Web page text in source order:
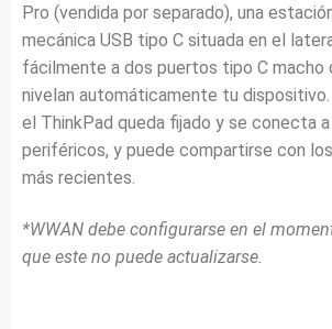
Pro (vendida por separado), una
mecánica USB tipo C situada en el
fácilmente a dos puertos tipo C macho
nivelan automáticamente tu dispositivo.
el ThinkPad queda fijado y se conecta
periféricos, y puede compartirse con
más recientes.
*WWAN debe configurarse en el
que este no puede actualizarse.